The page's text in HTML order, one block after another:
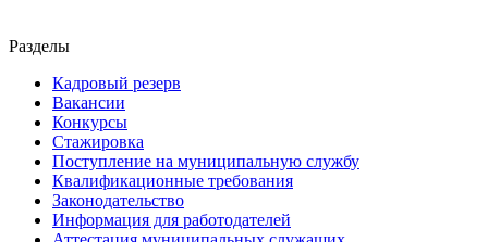
Разделы
Кадровый резерв
Вакансии
Конкурсы
Стажировка
Поступление на муниципальную службу
Квалификационные требования
Законодательство
Информация для работодателей